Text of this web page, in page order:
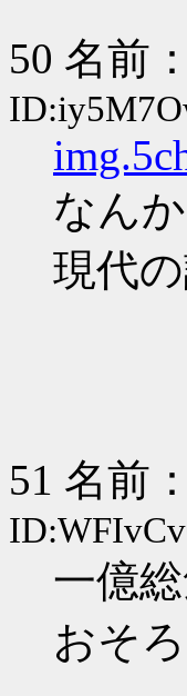
50 名前：
なん
現代
51 名前：
一億
おそ